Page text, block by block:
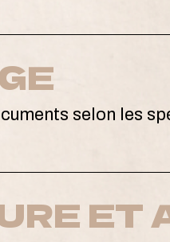
selon les
ET